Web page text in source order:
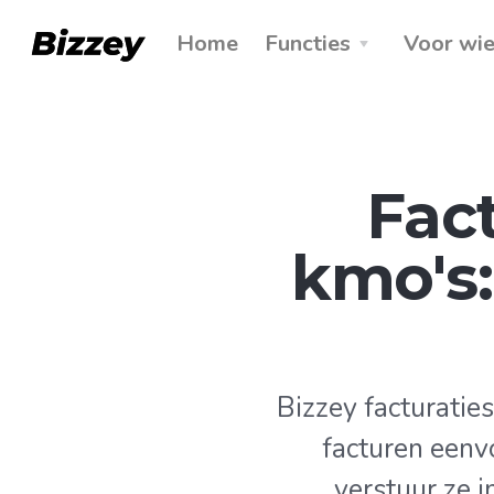
Home Functies Voor wie
Bizzey
facturen